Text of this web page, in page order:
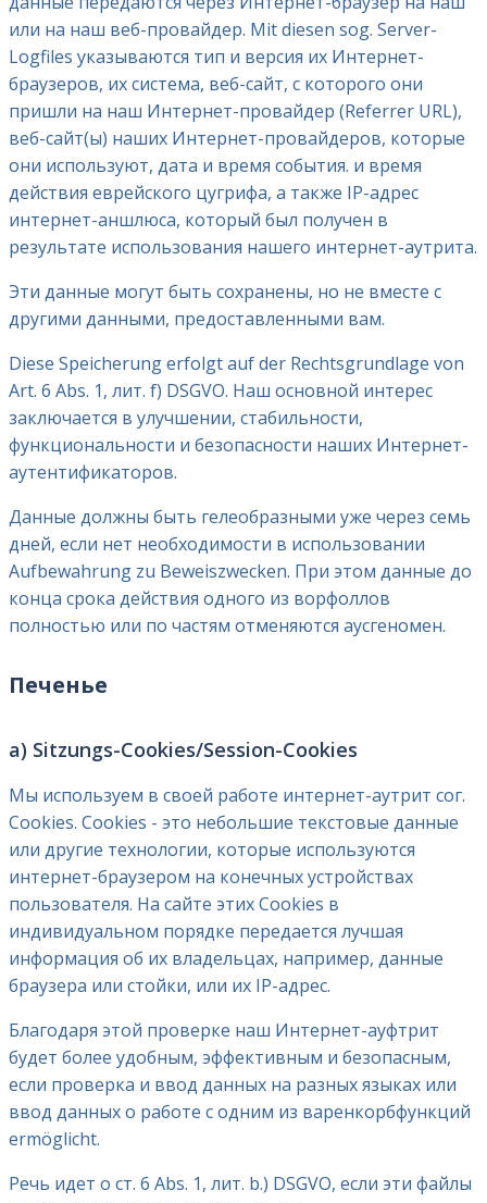
или на наш веб-провайдер. Mit diesen sog. Server-
Logfiles указываются тип и версия их Интернет-
браузеров, их система, веб-сайт, с которого они
пришли на наш Интернет-провайдер (Referrer URL),
веб-сайт(ы) наших Интернет-провайдеров, которые
они используют, дата и время события. и время
действия еврейского цугрифа, а также IP-адрес
интернет-аншлюса, который был получен в
результате использования нашего интернет-аутрита.
Эти данные могут быть сохранены, но не вместе с
другими данными, предоставленными вам.
Diese Speicherung erfolgt auf der Rechtsgrundlage von
Art. 6 Abs. 1, лит. f) DSGVO. Наш основной интерес
заключается в улучшении, стабильности,
функциональности и безопасности наших Интернет-
аутентификаторов.
Данные должны быть гелеобразными уже через семь
дней, если нет необходимости в использовании
Aufbewahrung zu Beweiszwecken. При этом данные до
конца срока действия одного из ворфоллов
полностью или по частям отменяются аусгеномен.
Печенье
a) Sitzungs-Cookies/Session-Cookies
Мы используем в своей работе интернет-аутрит сог.
Cookies. Cookies - это небольшие текстовые данные
или другие технологии, которые используются
интернет-браузером на конечных устройствах
пользователя. На сайте этих Cookies в
индивидуальном порядке передается лучшая
информация об их владельцах, например, данные
браузера или стойки, или их IP-адрес.
Благодаря этой проверке наш Интернет-ауфтрит
будет более удобным, эффективным и безопасным,
если проверка и ввод данных на разных языках или
ввод данных о работе с одним из варенкорбфункций
ermöglicht.
Речь идет о ст. 6 Abs. 1, лит. b.) DSGVO, если эти файлы